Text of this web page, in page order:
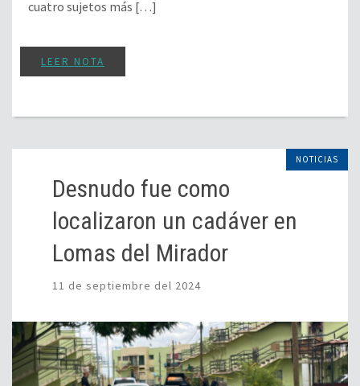
cuatro sujetos más […]
LEER NOTA
NOTICIAS
Desnudo fue como
localizaron un cadáver en
Lomas del Mirador
11 de septiembre del 2024